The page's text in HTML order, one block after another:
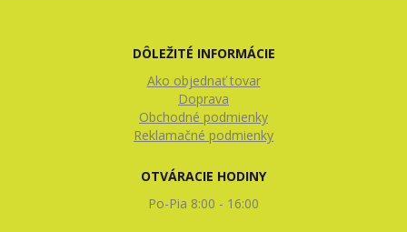
DÔLEŽITÉ INFORMÁCIE
Ako objednať tovar
Doprava
Obchodné podmienky
Reklamačné podmienky
OTVÁRACIE HODINY
Po-Pia 8:00 - 16:00